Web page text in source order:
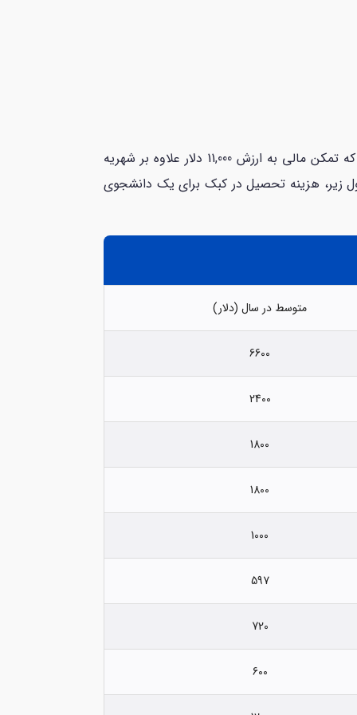
مخارج زندگی و تحصیل در کبک برای یک دانشجوی بین‌المللی کاملاً مطلوب است. این دانشجو کافی است اثبات کند که تمکن مالی به ارزش 11,000 دلار علاوه‌ بر شهریه
هزینه تحصیل در کبک برای یک دانشجوی
متوسط در سال (دلار)
6600
2400
1800
1800
1000
597
720
600